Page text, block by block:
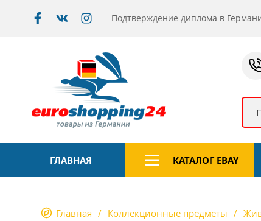
Подтверждение диплома в
ГЛАВНАЯ КАТАЛОГ EBAY
Главная Коллекционные предметы